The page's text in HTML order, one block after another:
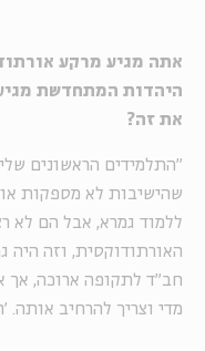
אתה מגיע מרקע
היהדות המתחדשת
את זה?
"התלמידים הראשונים
שהישיבות לא מספקות
ללמוד גמרא, אבל הם לא
האורתודוקסית, וזה היה
חב"ד לתקופה ארוכה, אך
מדי וצריך להרחיב אותה.